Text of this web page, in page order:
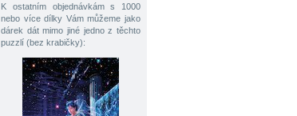
K ostatním objednávkám s 1000
nebo více dílky Vám můžeme jako
dárek dát mimo jiné jedno z těchto
puzzlí (bez krabičky):